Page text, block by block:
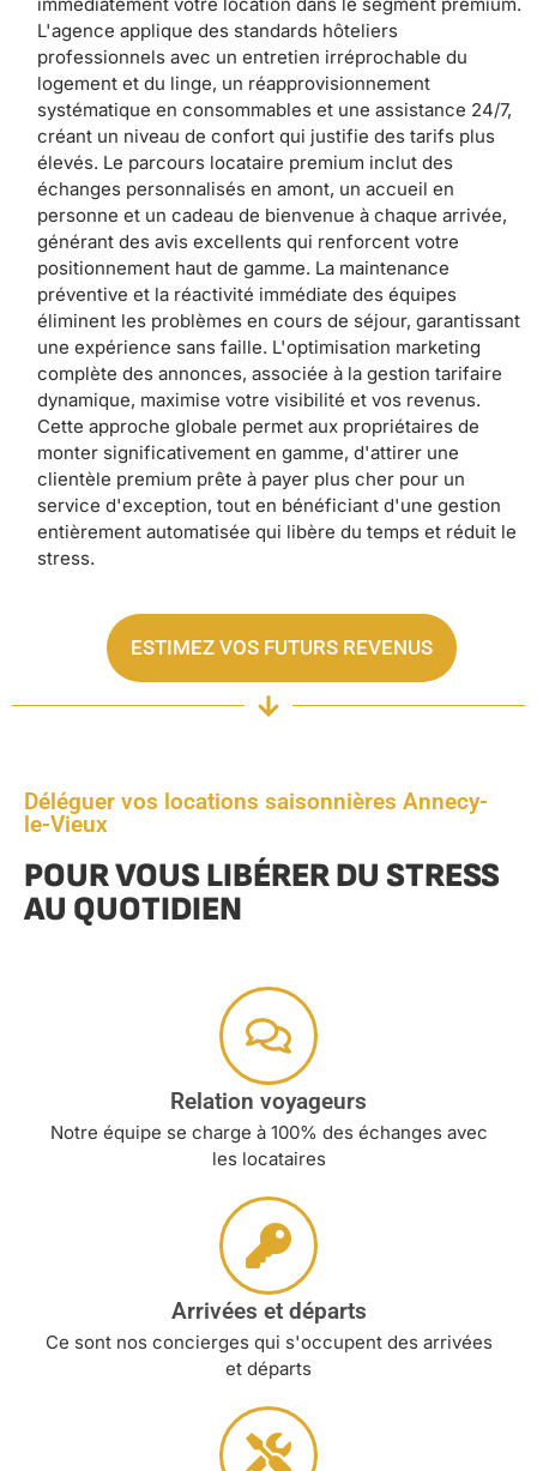
immédiatement votre location dans le segment premium.
L'agence applique des standards hôteliers
professionnels avec un entretien irréprochable du
logement et du linge, un réapprovisionnement
systématique en consommables et une assistance 24/7,
créant un niveau de confort qui justifie des tarifs plus
élevés. Le parcours locataire premium inclut des
échanges personnalisés en amont, un accueil en
personne et un cadeau de bienvenue à chaque arrivée,
générant des avis excellents qui renforcent votre
positionnement haut de gamme. La maintenance
préventive et la réactivité immédiate des équipes
éliminent les problèmes en cours de séjour, garantissant
une expérience sans faille. L'optimisation marketing
complète des annonces, associée à la gestion tarifaire
dynamique, maximise votre visibilité et vos revenus.
Cette approche globale permet aux propriétaires de
monter significativement en gamme, d'attirer une
clientèle premium prête à payer plus cher pour un
service d'exception, tout en bénéficiant d'une gestion
entièrement automatisée qui libère du temps et réduit le
stress.
ESTIMEZ VOS FUTURS REVENUS
Déléguer vos locations saisonnières Annecy-
le-Vieux
POUR VOUS LIBÉRER DU STRESS
AU QUOTIDIEN
Relation voyageurs
Notre équipe se charge à 100% des échanges avec
les locataires
Arrivées et départs
Ce sont nos concierges qui s'occupent des arrivées
et départs